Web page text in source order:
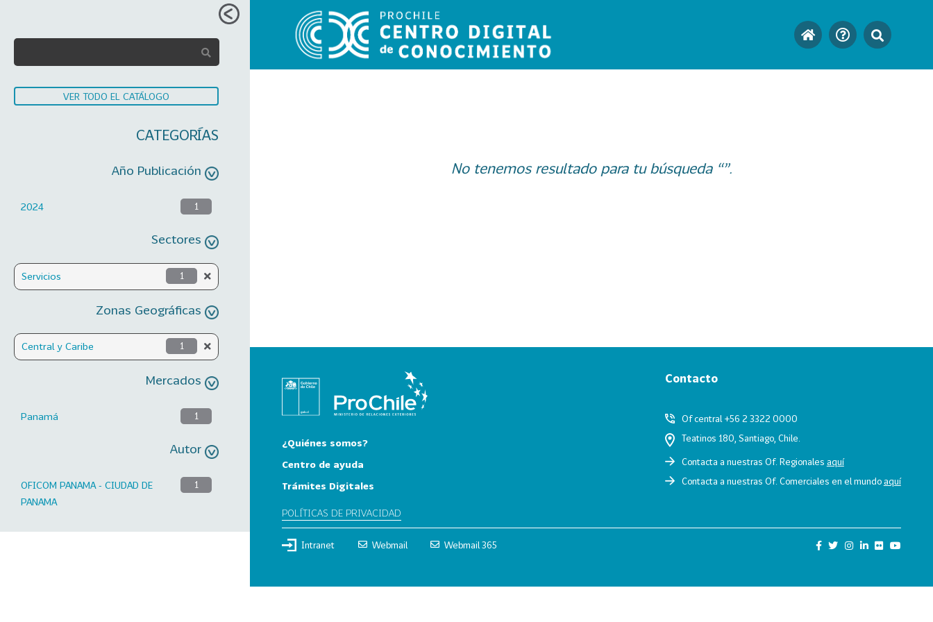
VER TODO EL CATÁLOGO
CATEGORÍAS
Año Publicación
2024 1
Sectores
Servicios 1
Zonas Geográficas
Central y Caribe 1
Mercados
Panamá 1
Autor
OFICOM PANAMA - CIUDAD DE
PANAMA
1
No tenemos resultado para tu búsqueda “”.
¿Quiénes somos?
Centro de ayuda
Trámites Digitales
POLÍTICAS DE PRIVACIDAD
Contacto
Of central +56 2 3322 0000
Teatinos 180, Santiago, Chile.
Contacta a nuestras Of. Regionales aquí
Contacta a nuestras Of. Comerciales en el mundoaquí
Intranet Webmail Webmail 365